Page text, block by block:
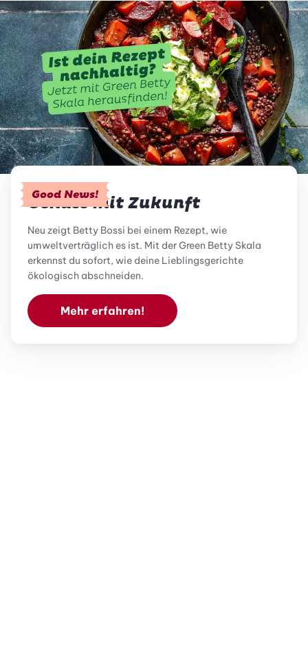
Good News!
Genuss mit Zukunft
Neu zeigt Betty Bossi bei einem Rezept, wie
umweltverträglich es ist. Mit der Green Betty Skala
erkennst du sofort, wie deine Lieblingsgerichte
ökologisch abschneiden.
Mehr erfahren!